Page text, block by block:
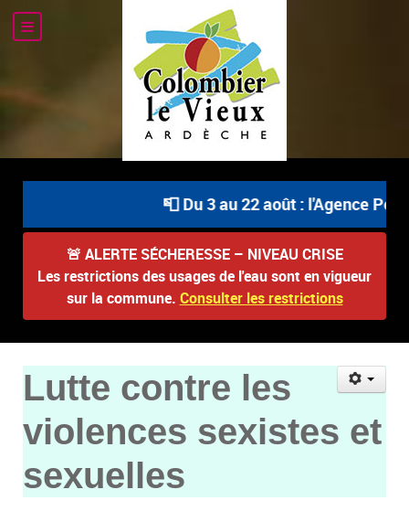
📮 Du 3 au 22 août : l'Agence
🚨 ALERTE SÉCHERESSE – NIVEAU CRISE
Les restrictions des usages de l'eau sont en vigueur
sur la commune. Consulter les restrictions
Lutte contre les
violences sexistes et
sexuelles